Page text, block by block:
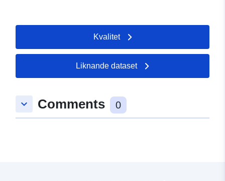
Kvalitet
Liknande dataset
keyboard_arrow_down Comments 0